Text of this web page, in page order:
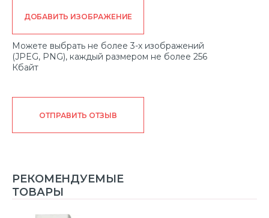
ДОБАВИТЬ ИЗОБРАЖЕНИЕ
Можете выбрать не более 3-х изображений
(JPEG, PNG), каждый размером не более 256
Кбайт
ОТПРАВИТЬ ОТЗЫВ
РЕКОМЕНДУЕМЫЕ
ТОВАРЫ